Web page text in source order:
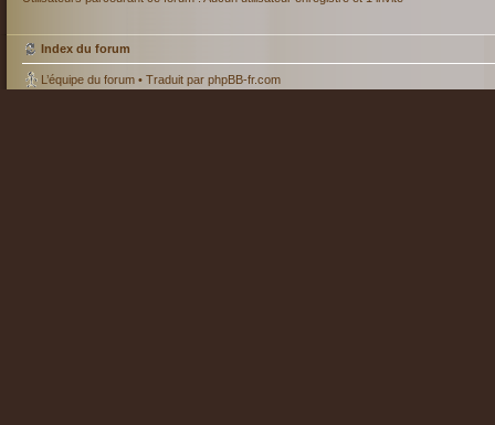
Index du forum
L’équipe du forum • Traduit par phpBB-fr.com